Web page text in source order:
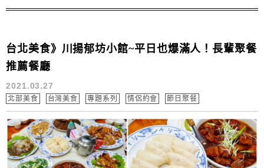
台北美食》川揚郁坊小館~平日也爆滿人！長輩聚餐
推薦餐廳
2021.03.27
北部美食 台灣美食 專題系列 情侶約會 節日聚餐